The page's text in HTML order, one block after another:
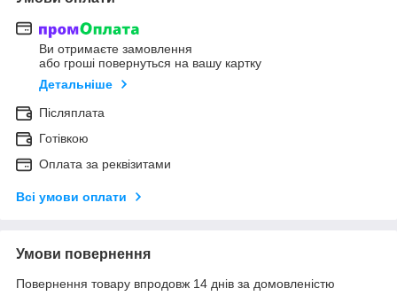
Ви отримаєте замовлення
або гроші повернуться на вашу картку
Детальніше
Післяплата
Готівкою
Оплата за реквізитами
Всі умови оплати
Умови повернення
Повернення товару впродовж 14 днів за домовленістю